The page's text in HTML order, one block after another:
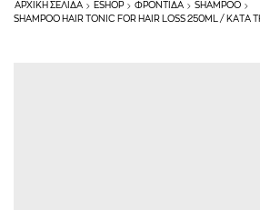
ΑΡΧΙΚΉ ΣΕΛΊΔΑ ESHOP ΦΡΟΝΤΙΔΑ
SHAMPOO
SHAMPOO HAIR TONIC FOR HAIR LOSS 250ML / ΚΑΤΆ